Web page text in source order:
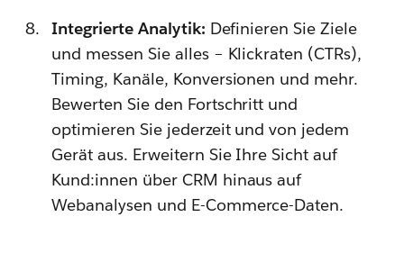
Integrierte Analytik: Definieren Sie Ziele
und messen Sie alles – Klickraten (CTRs),
Timing, Kanäle, Konversionen und mehr.
Bewerten Sie den Fortschritt und
optimieren Sie jederzeit und von jedem
Gerät aus. Erweitern Sie Ihre Sicht auf
Kund:innen über CRM hinaus auf
Webanalysen und E-Commerce-Daten.